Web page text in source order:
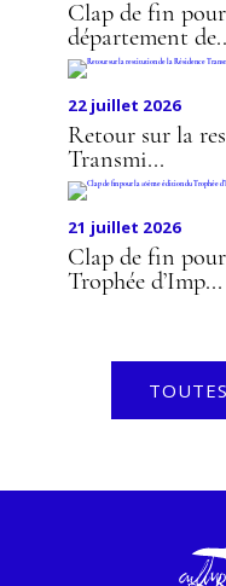
Clap de fin
département
22 juillet 2026
Retour sur la
Transmi...
21 juillet 2026
Clap de fin
Trophée d’Imp...